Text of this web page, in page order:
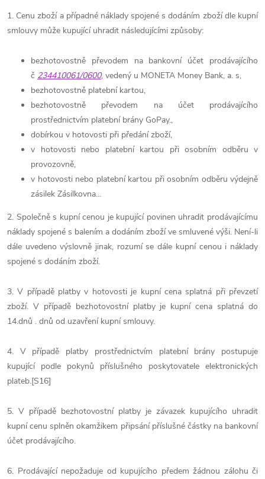
1. Cenu zboží a případné náklady spojené s dodáním zboží dle kupní
smlouvy může kupující uhradit následujícími způsoby:
bezhotovostně převodem na bankovní účet prodávajícího
č 234410061/0600, vedený u MONETA Money Bank, a. s,
bezhotovostně platební kartou,
bezhotovostně převodem na účet prodávajícího
prostřednictvím platební brány GoPay.,
dobírkou v hotovosti při předání zboží,
v hotovosti nebo platební kartou při osobním odběru v
provozovně,
v hotovosti nebo platební kartou při osobním odběru výdejně
zásilek Zásilkovna...
2. Společně s kupní cenou je kupující povinen uhradit prodávajícímu
náklady spojené s balením a dodáním zboží ve smluvené výši. Není-li
dále uvedeno výslovně jinak, rozumí se dále kupní cenou i náklady
spojené s dodáním zboží.
3. V případě platby v hotovosti je kupní cena splatná při převzetí
zboží. V případě bezhotovostní platby je kupní cena splatná do
14.dnů . dnů od uzavření kupní smlouvy.
4. V případě platby prostřednictvím platební brány postupuje
kupující podle pokynů příslušného poskytovatele elektronických
plateb.[S16]
5. V případě bezhotovostní platby je závazek kupujícího uhradit
kupní cenu splněn okamžikem připsání příslušné částky na bankovní
účet prodávajícího.
6. Prodávající nepožaduje od kupujícího předem žádnou zálohu či